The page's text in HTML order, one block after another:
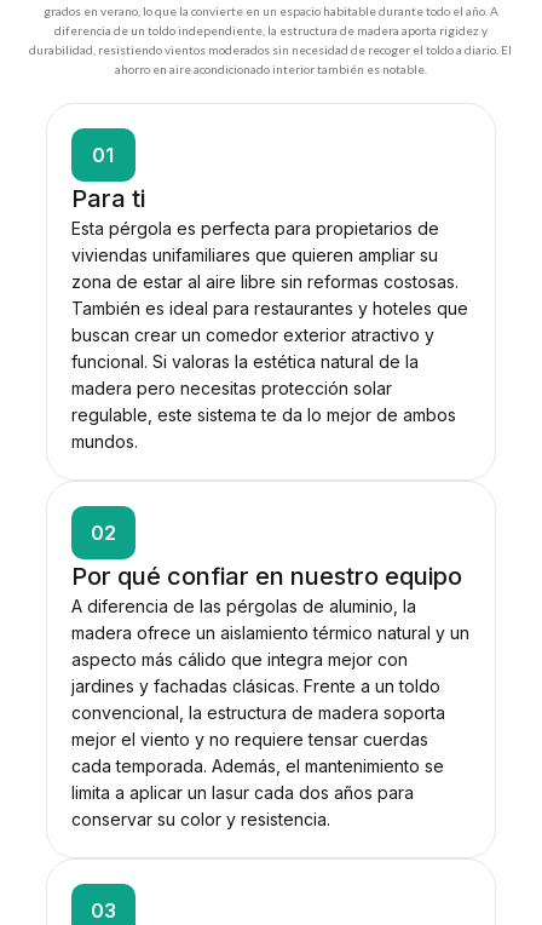
grados en verano, lo que la convierte en un espacio habitable durante todo el año. A
diferencia de un toldo independiente, la estructura de madera aporta rigidez y
durabilidad, resistiendo vientos moderados sin necesidad de recoger el toldo a diario. El
ahorro en aire acondicionado interior también es notable.
01
Para ti
Esta pérgola es perfecta para propietarios de
viviendas unifamiliares que quieren ampliar su
zona de estar al aire libre sin reformas costosas.
También es ideal para restaurantes y hoteles que
buscan crear un comedor exterior atractivo y
funcional. Si valoras la estética natural de la
madera pero necesitas protección solar
regulable, este sistema te da lo mejor de ambos
mundos.
02
Por qué confiar en nuestro equipo
A diferencia de las pérgolas de aluminio, la
madera ofrece un aislamiento térmico natural y un
aspecto más cálido que integra mejor con
jardines y fachadas clásicas. Frente a un toldo
convencional, la estructura de madera soporta
mejor el viento y no requiere tensar cuerdas
cada temporada. Además, el mantenimiento se
limita a aplicar un lasur cada dos años para
conservar su color y resistencia.
03